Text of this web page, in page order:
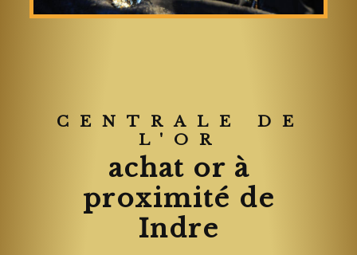
CENTRALE DE
L'OR
achat or à
proximité de
Indre